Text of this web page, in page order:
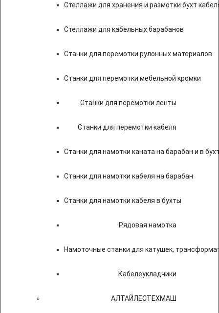
Стеллажи для хранения и размотки бухт
Стеллажи для кабельных барабанов
Станки для перемотки рулонных материалов
Станки для перемотки мебельной кромки
Станки для перемотки ленты
Станки для перемотки кабеля
Станки для намотки каната на барабан и в
Станки для намотки кабеля на барабан
Станки для намотки кабеля в бухты
Рядовая намотка
Намоточные станки для катушек,
Кабелеукладчики
АЛТАЙЛЕСТЕХМАШ